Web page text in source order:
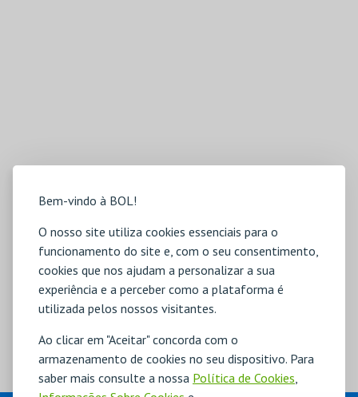
Bem-vindo à BOL!
O nosso site utiliza cookies essenciais para o
funcionamento do site e, com o seu consentimento,
cookies que nos ajudam a personalizar a sua
experiência e a perceber como a plataforma é
utilizada pelos nossos visitantes.
Ao clicar em "Aceitar" concorda com o
armazenamento de cookies no seu dispositivo. Para
saber mais consulte a nossa Política de Cookies